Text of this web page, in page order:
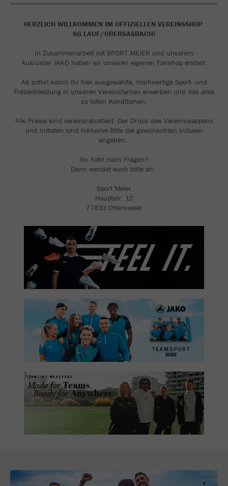
HERZLICH WILLKOMMEN IM OFFIZIELLEN VEREINSSHOP
SG LAUF/OBERSASBACH!
In Zusammenarbeit mit SPORT MEIER und unserem
Ausrüster JAKO haben wir unseren eigenen Fanshop erstellt.
Ab sofort könnt Ihr hier ausgewählte, hochwertige Sport- und
Freizeitkleidung in unseren Vereinsfarben erwerben und das alles
zu tollen Konditionen.
Alle Preise sind vereinsrabattiert. Der Druck des Vereinswappens
und Initialen sind Inklusive Bitte die gewünschten Initialen
angeben.
Ihr habt noch Fragen?
Dann wendet euch bitte an:
Sport Meier
Hauptstr. 12
77833 Ottersweier